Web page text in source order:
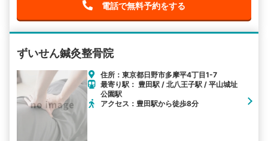
電話で無料予約をする
ずいせん鍼灸整骨院
住所：東京都日野市多摩平4丁目1-7
最寄り駅： 豊田駅 / 北八王子駅 / 平山城址
公園駅
アクセス：豊田駅から徒歩8分